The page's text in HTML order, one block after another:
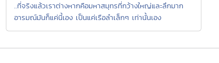
..ที่จริงแล้วเราต่างหากคือมหาสมุทรที่กว้างใหญ่และลึกมาก
อารมณ์มันก็แค่นี้เอง เป็นแค่เรือลำเล็กๆ เท่านั้นเอง